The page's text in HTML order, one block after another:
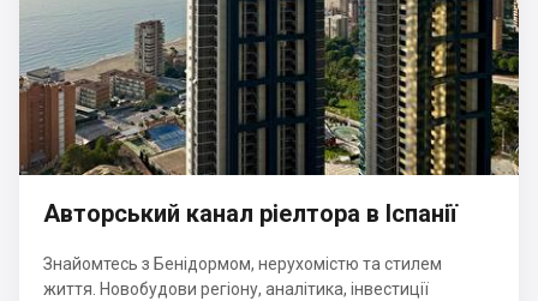
Авторський канал ріелтора в Іспанії
Знайомтесь з Бенідормом, нерухомістю та стилем
життя. Новобудови регіону, аналітика, інвестиції